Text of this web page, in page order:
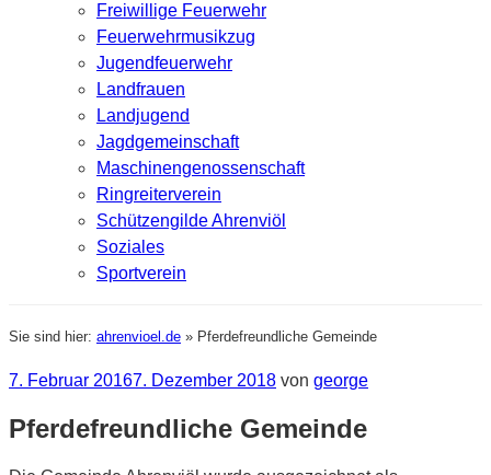
Freiwillige Feuerwehr
Feuerwehrmusikzug
Jugendfeuerwehr
Landfrauen
Landjugend
Jagdgemeinschaft
Maschinengenossenschaft
Ringreiterverein
Schützengilde Ahrenviöl
Soziales
Sportverein
Sie sind hier: ahrenvioel.de » Pferdefreundliche Gemeinde
Veröffentlicht
7. Februar 20167. Dezember 2018 von george
Pferdefreundliche Gemeinde